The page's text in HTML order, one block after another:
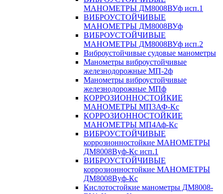
МАНОМЕТРЫ ДМ8008ВУф исп.1
ВИБРОУСТОЙЧИВЫЕ
МАНОМЕТРЫ ДМ8008ВУф
ВИБРОУСТОЙЧИВЫЕ
МАНОМЕТРЫ ДМ8008ВУф исп.2
Виброустойчивые судовые манометры
Манометры виброустойчивые
железнодорожные МП-2ф
Манометры виброустойчивые
железнодорожные МПф
КОРРОЗИОННОСТОЙКИЕ
МАНОМЕТРЫ МП3АФ-Кс
КОРРОЗИОННОСТОЙКИЕ
МАНОМЕТРЫ МП4Аф-Кс
ВИБРОУСТОЙЧИВЫЕ
коррозионностойкие МАНОМЕТРЫ
ДМ8008Вуф-Кс исп.1
ВИБРОУСТОЙЧИВЫЕ
коррозионностойкие МАНОМЕТРЫ
ДМ8008Вуф-Кс
Кислотостойкие манометры ДМ8008-